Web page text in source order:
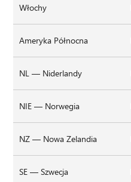
Włochy
Ameryka Północna
NL — Niderlandy
NIE — Norwegia
NZ — Nowa Zelandia
SE — Szwecja